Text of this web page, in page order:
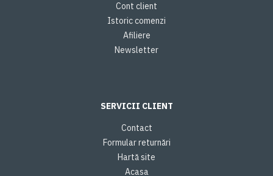
Cont client
Istoric comenzi
Afiliere
Newsletter
SERVICII CLIENT
Contact
Formular returnări
Hartă site
Acasa